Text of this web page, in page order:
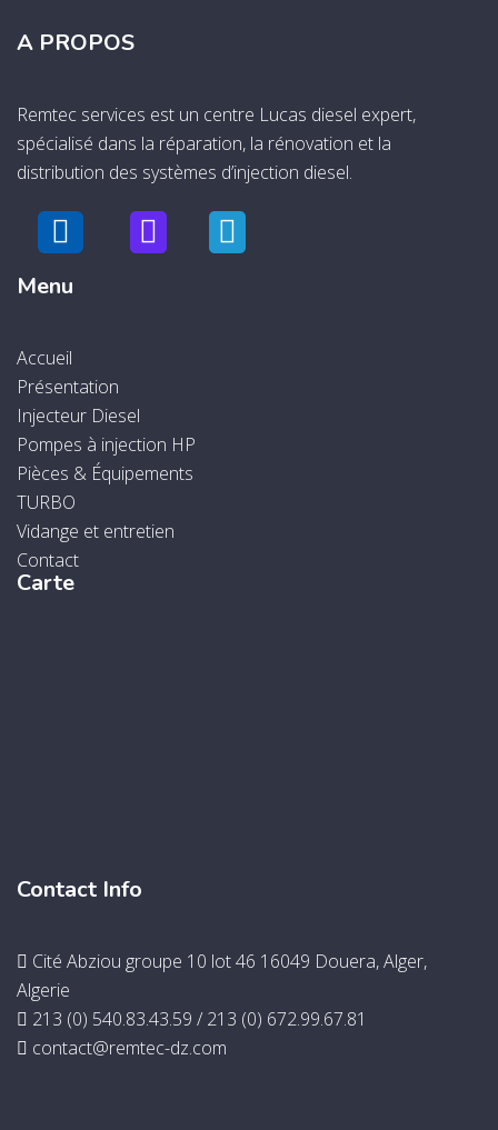
A PROPOS
Remtec services est un centre Lucas diesel expert,
spécialisé dans la réparation, la rénovation et la
distribution des systèmes d’injection diesel.
Menu
Accueil
Présentation
Injecteur Diesel
Pompes à injection HP
Pièces & Équipements
TURBO
Vidange et entretien
Contact
Carte
Contact Info
Cité Abziou groupe 10 lot 46 16049 Douera, Alger,
Algerie
213 (0) 540.83.43.59 / 213 (0) 672.99.67.81
contact@remtec-dz.com